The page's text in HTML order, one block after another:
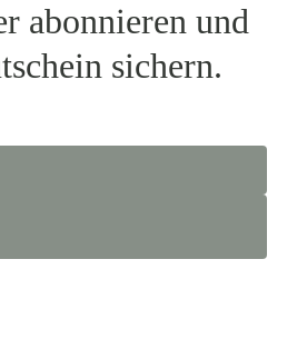
abonnieren und
sichern.